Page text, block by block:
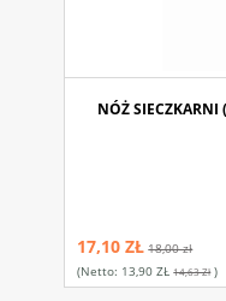
NÓŻ SIECZKARNI
17,10 ZŁ 18,00 zł
(netto: 13,90 ZŁ 14,63 Zł)